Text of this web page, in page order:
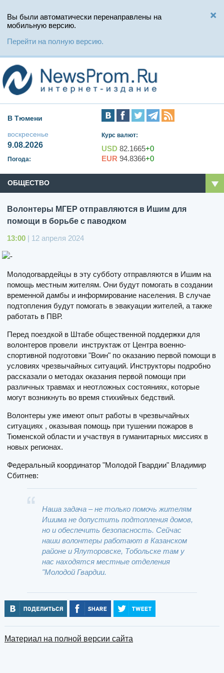
Вы были автоматически перенаправлены на
мобильную версию.
Перейти на полную версию.
В Тюмени
воскресенье
9.08.2026
Погода:
Курс валют:
USD 82.1665+0
EUR 94.8366+0
ОБЩЕСТВО
Волонтеры МГЕР отправляются в Ишим для
помощи в борьбе с паводком
13:00 | 12 апреля 2024
Молодогвардейцы в эту субботу отправляются в Ишим на
помощь местным жителям. Они будут помогать в создании
временной дамбы и информирование населения. В случае
подтопления будут помогать в эвакуации жителей, а также
работать в ПВР.
Перед поездкой в Штабе общественной поддержки для
волонтеров провели инструктаж от Центра военно-
спортивной подготовки "Воин" по оказанию первой помощи в
условиях чрезвычайных ситуаций. Инструкторы подробно
рассказали о методах оказания первой помощи при
различных травмах и неотложных состояниях, которые
могут возникнуть во время стихийных бедствий.
Волонтеры уже имеют опыт работы в чрезвычайных
ситуациях , оказывая помощь при тушении пожаров в
Тюменской области и участвуя в гуманитарных миссиях в
новых регионах.
Федеральный координатор "Молодой Гвардии" Владимир
Сбитнев:
Наша задача – не только помочь жителям
Ишима не допустить подтопления домов,
но и обеспечить безопасность. Сейчас
наши волонтеры работают в Казанском
районе и Ялуторовске, Тобольске там у
нас находятся местные отделения
"Молодой Гвардии.
Материал на полной версии сайта